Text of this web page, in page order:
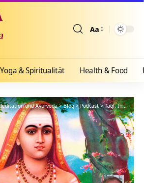
Aa
Yoga & Spiritualität Health & Food
und Ayurveda>Blog>Podcast>Tägl. Inspiration